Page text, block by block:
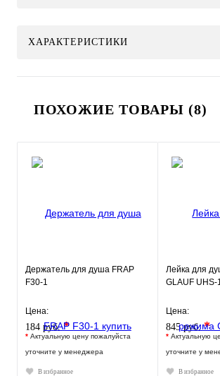
ХАРАКТЕРИСТИКИ
ПОХОЖИЕ ТОВАРЫ (8)
Держатель для душа FRAP
F30-1
Цена:
184 руб.*
* Актуальную цену пожалуйста
уточните у менеджера
В избранное
Лейка для
GLAUF UHS-
Цена:
845 руб.*
* Актуальную
уточните у
В избранное